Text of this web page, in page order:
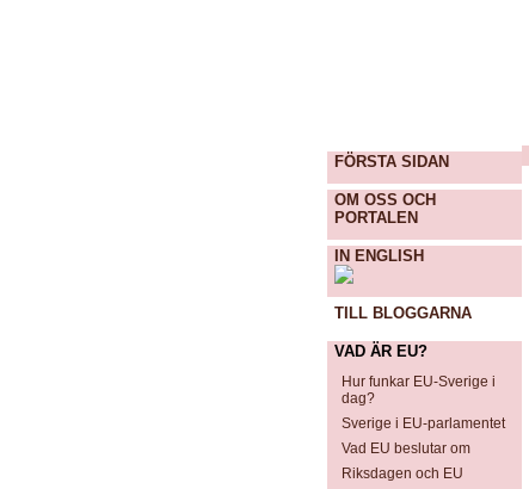
FÖRSTA SIDAN
OM OSS OCH
PORTALEN
IN ENGLISH
TILL BLOGGARNA
VAD ÄR EU?
Hur funkar EU-Sverige i
dag?
Sverige i EU-parlamentet
Vad EU beslutar om
Riksdagen och EU